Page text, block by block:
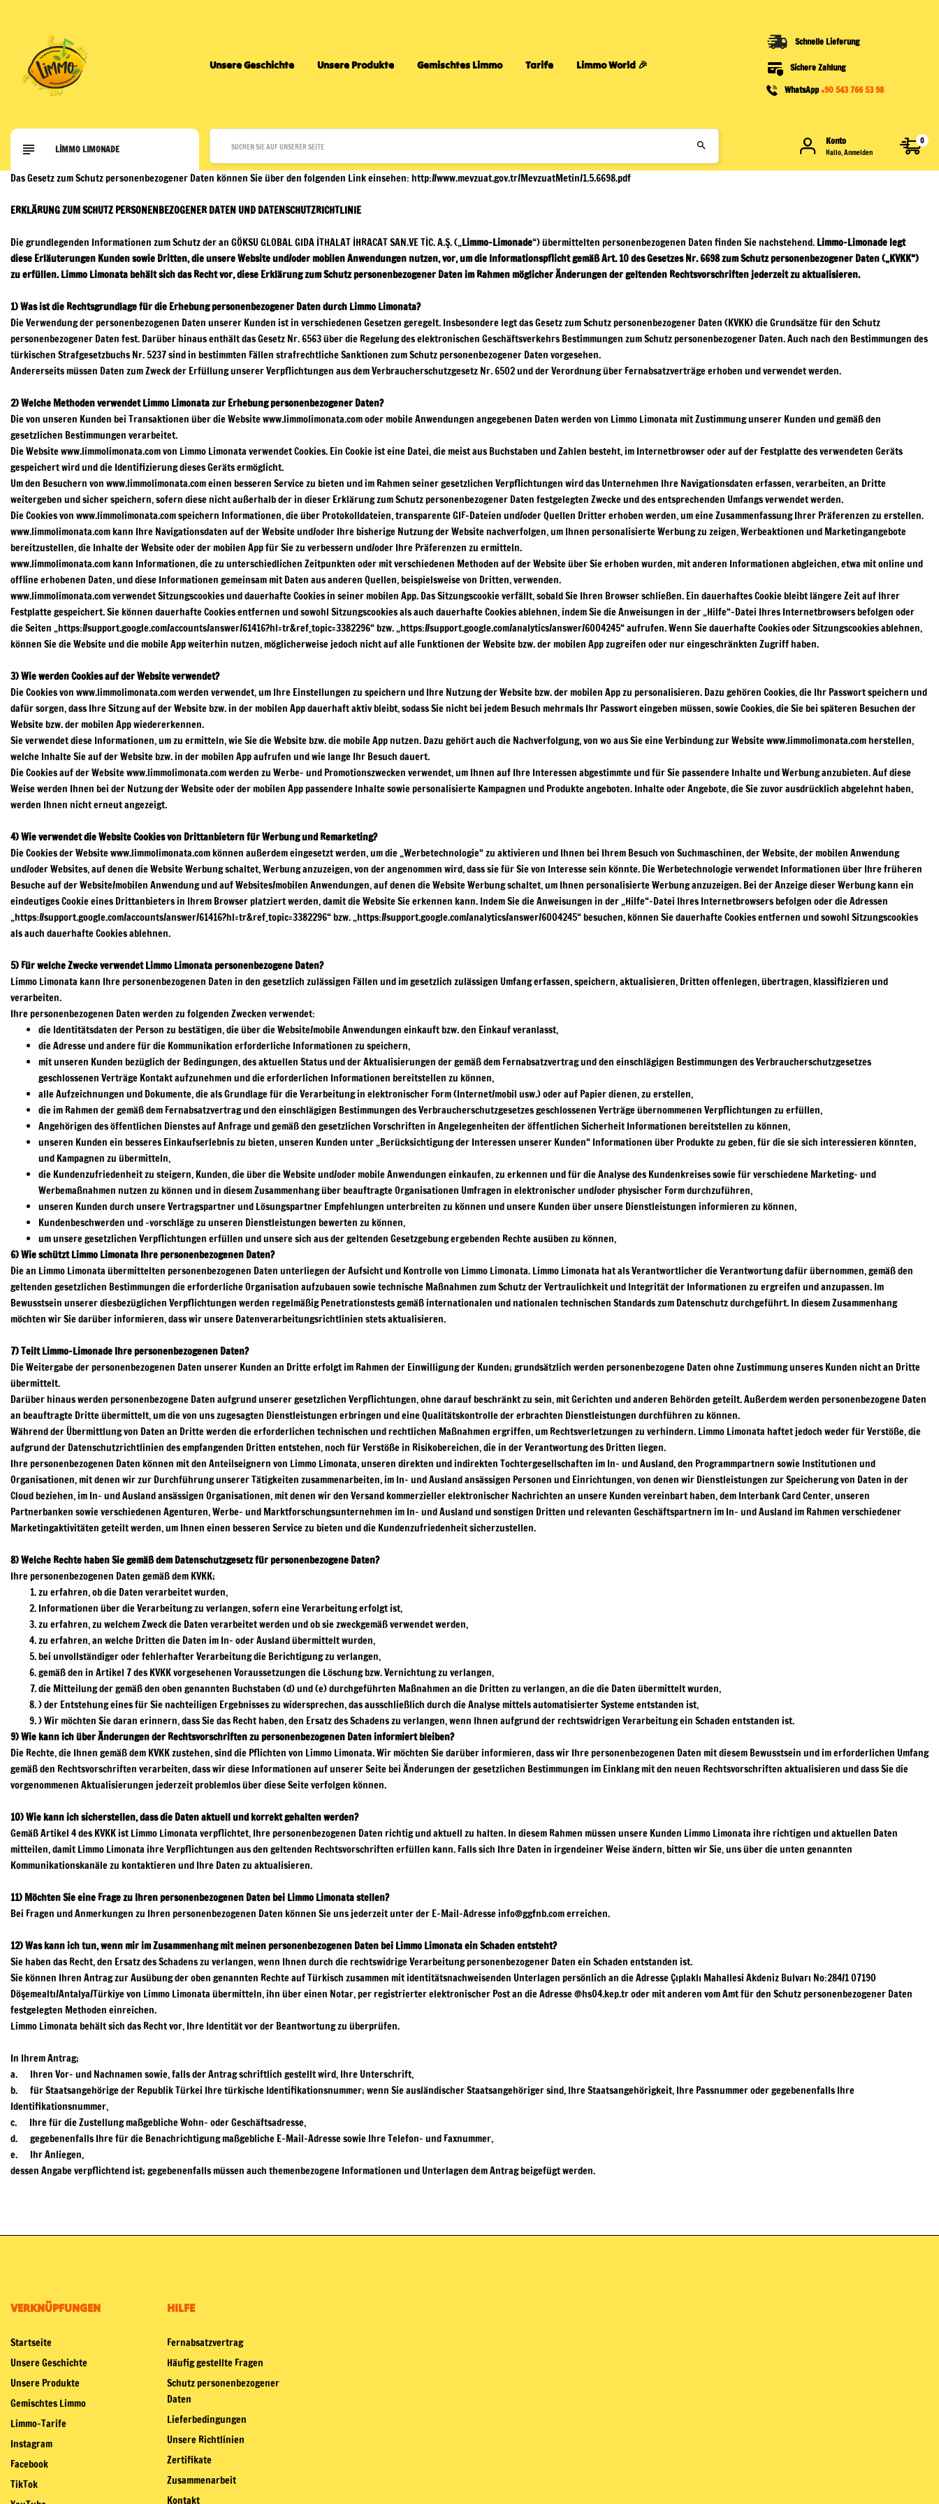
Unsere Geschichte Unsere Produkte Gemischtes Limmo Tarife Limmo World 🎉
Schnelle Lieferung
Sichere Zahlung
WhatsApp+90 543 766 53 98
LİMMO LIMONADE
Konto
Hallo, Anmelden
0
Das Gesetz zum Schutz personenbezogener Daten können Sie über den folgenden Link einsehen: http://www.mevzuat.gov.tr/MevzuatMetin/1.5.6698.pdf
ERKLÄRUNG ZUM SCHUTZ PERSONENBEZOGENER DATEN UND DATENSCHUTZRICHTLINIE
Die grundlegenden Informationen zum Schutz der an GÖKSU GLOBAL GIDA İTHALAT İHRACAT SAN.VE TİC. A.Ş.(„Limmo-Limonade“) übermittelten personenbezogenen Daten finden Sie nachstehend. Limmo-Limonadelegt
diese Erläuterungen Kunden sowie Dritten, die unsere Website und/oder mobilen Anwendungen nutzen, vor, um die Informationspflicht gemäß Art. 10 des Gesetzes Nr. 6698 zum Schutz personenbezogener Daten („KVKK“)
zu erfüllen. Limmo Limonata behält sich das Recht vor, diese Erklärung zum Schutz personenbezogener Daten im Rahmen möglicher Änderungen der geltenden Rechtsvorschriften jederzeit zu aktualisieren.
1) Was ist die Rechtsgrundlage für die Erhebung personenbezogener Daten durch Limmo Limonata?
Die Verwendung der personenbezogenen Daten unserer Kunden ist in verschiedenen Gesetzen geregelt. Insbesondere legt das Gesetz zum Schutz personenbezogener Daten (KVKK) die Grundsätze für den Schutz
personenbezogener Daten fest. Darüber hinaus enthält das Gesetz Nr. 6563 über die Regelung des elektronischen Geschäftsverkehrs Bestimmungen zum Schutz personenbezogener Daten. Auch nach den Bestimmungen des
türkischen Strafgesetzbuchs Nr. 5237 sind in bestimmten Fällen strafrechtliche Sanktionen zum Schutz personenbezogener Daten vorgesehen.
Andererseits müssen Daten zum Zweck der Erfüllung unserer Verpflichtungen aus dem Verbraucherschutzgesetz Nr. 6502 und der Verordnung über Fernabsatzverträge erhoben und verwendet werden.
2) Welche Methoden verwendet Limmo Limonata zur Erhebung personenbezogener Daten?
Die von unseren Kunden bei Transaktionen über die Website www.limmolimonata.com oder mobile Anwendungen angegebenen Daten werden von Limmo Limonata mit Zustimmung unserer Kunden und gemäß den
gesetzlichen Bestimmungen verarbeitet.
Die Website www.limmolimonata.com von Limmo Limonata verwendet Cookies. Ein Cookie ist eine Datei, die meist aus Buchstaben und Zahlen besteht, im Internetbrowser oder auf der Festplatte des verwendeten Geräts
gespeichert wird und die Identifizierung dieses Geräts ermöglicht.
Um den Besuchern von www.limmolimonata.com einen besseren Service zu bieten und im Rahmen seiner gesetzlichen Verpflichtungen wird das Unternehmen Ihre Navigationsdaten erfassen, verarbeiten, an Dritte
weitergeben und sicher speichern, sofern diese nicht außerhalb der in dieser Erklärung zum Schutz personenbezogener Daten festgelegten Zwecke und des entsprechenden Umfangs verwendet werden.
Die Cookies von www.limmolimonata.com speichern Informationen, die über Protokolldateien, transparente GIF-Dateien und/oder Quellen Dritter erhoben werden, um eine Zusammenfassung Ihrer Präferenzen zu erstellen.
www.limmolimonata.com kann Ihre Navigationsdaten auf der Website und/oder Ihre bisherige Nutzung der Website nachverfolgen, um Ihnen personalisierte Werbung zu zeigen, Werbeaktionen und Marketingangebote
bereitzustellen, die Inhalte der Website oder der mobilen App für Sie zu verbessern und/oder Ihre Präferenzen zu ermitteln.
www.limmolimonata.com kann Informationen, die zu unterschiedlichen Zeitpunkten oder mit verschiedenen Methoden auf der Website über Sie erhoben wurden, mit anderen Informationen abgleichen, etwa mit online und
offline erhobenen Daten, und diese Informationen gemeinsam mit Daten aus anderen Quellen, beispielsweise von Dritten, verwenden.
www.limmolimonata.com verwendet Sitzungscookies und dauerhafte Cookies in seiner mobilen App. Das Sitzungscookie verfällt, sobald Sie Ihren Browser schließen. Ein dauerhaftes Cookie bleibt längere Zeit auf Ihrer
Festplatte gespeichert. Sie können dauerhafte Cookies entfernen und sowohl Sitzungscookies als auch dauerhafte Cookies ablehnen, indem Sie die Anweisungen in der „Hilfe“-Datei Ihres Internetbrowsers befolgen oder
die Seiten „https://support.google.com/accounts/answer/61416?hl=tr&ref_topic=3382296“ bzw. „https://support.google.com/analytics/answer/6004245“ aufrufen. Wenn Sie dauerhafte Cookies oder Sitzungscookies ablehnen,
können Sie die Website und die mobile App weiterhin nutzen, möglicherweise jedoch nicht auf alle Funktionen der Website bzw. der mobilen App zugreifen oder nur eingeschränkten Zugriff haben.
3) Wie werden Cookies auf der Website verwendet?
Die Cookies von www.limmolimonata.com werden verwendet, um Ihre Einstellungen zu speichern und Ihre Nutzung der Website bzw. der mobilen App zu personalisieren. Dazu gehören Cookies, die Ihr Passwort speichern und
dafür sorgen, dass Ihre Sitzung auf der Website bzw. in der mobilen App dauerhaft aktiv bleibt, sodass Sie nicht bei jedem Besuch mehrmals Ihr Passwort eingeben müssen, sowie Cookies, die Sie bei späteren Besuchen der
Website bzw. der mobilen App wiedererkennen.
Sie verwendet diese Informationen, um zu ermitteln, wie Sie die Website bzw. die mobile App nutzen. Dazu gehört auch die Nachverfolgung, von wo aus Sie eine Verbindung zur Website www.limmolimonata.com herstellen,
welche Inhalte Sie auf der Website bzw. in der mobilen App aufrufen und wie lange Ihr Besuch dauert.
Die Cookies auf der Website www.limmolimonata.com werden zu Werbe- und Promotionszwecken verwendet, um Ihnen auf Ihre Interessen abgestimmte und für Sie passendere Inhalte und Werbung anzubieten. Auf diese
Weise werden Ihnen bei der Nutzung der Website oder der mobilen App passendere Inhalte sowie personalisierte Kampagnen und Produkte angeboten. Inhalte oder Angebote, die Sie zuvor ausdrücklich abgelehnt haben,
werden Ihnen nicht erneut angezeigt.
4) Wie verwendet die Website Cookies von Drittanbietern für Werbung und Remarketing?
Die Cookies der Website www.limmolimonata.com können außerdem eingesetzt werden, um die „Werbetechnologie“ zu aktivieren und Ihnen bei Ihrem Besuch von Suchmaschinen, der Website, der mobilen Anwendung
und/oder Websites, auf denen die Website Werbung schaltet, Werbung anzuzeigen, von der angenommen wird, dass sie für Sie von Interesse sein könnte. Die Werbetechnologie verwendet Informationen über Ihre früheren
Besuche auf der Website/mobilen Anwendung und auf Websites/mobilen Anwendungen, auf denen die Website Werbung schaltet, um Ihnen personalisierte Werbung anzuzeigen. Bei der Anzeige dieser Werbung kann ein
eindeutiges Cookie eines Drittanbieters in Ihrem Browser platziert werden, damit die Website Sie erkennen kann. Indem Sie die Anweisungen in der „Hilfe“-Datei Ihres Internetbrowsers befolgen oder die Adressen
„https://support.google.com/accounts/answer/61416?hl=tr&ref_topic=3382296“ bzw. „https://support.google.com/analytics/answer/6004245“ besuchen, können Sie dauerhafte Cookies entfernen und sowohl Sitzungscookies
als auch dauerhafte Cookies ablehnen.
5) Für welche Zwecke verwendet Limmo Limonata personenbezogene Daten?
Limmo Limonata kann Ihre personenbezogenen Daten in den gesetzlich zulässigen Fällen und im gesetzlich zulässigen Umfang erfassen, speichern, aktualisieren, Dritten offenlegen, übertragen, klassifizieren und
verarbeiten.
Ihre personenbezogenen Daten werden zu folgenden Zwecken verwendet:
die Identitätsdaten der Person zu bestätigen, die über die Website/mobile Anwendungen einkauft bzw. den Einkauf veranlasst,
die Adresse und andere für die Kommunikation erforderliche Informationen zu speichern,
mit unseren Kunden bezüglich der Bedingungen, des aktuellen Status und der Aktualisierungen der gemäß dem Fernabsatzvertrag und den einschlägigen Bestimmungen des Verbraucherschutzgesetzes
geschlossenen Verträge Kontakt aufzunehmen und die erforderlichen Informationen bereitstellen zu können,
alle Aufzeichnungen und Dokumente, die als Grundlage für die Verarbeitung in elektronischer Form (Internet/mobil usw.) oder auf Papier dienen, zu erstellen,
die im Rahmen der gemäß dem Fernabsatzvertrag und den einschlägigen Bestimmungen des Verbraucherschutzgesetzes geschlossenen Verträge übernommenen Verpflichtungen zu erfüllen,
Angehörigen des öffentlichen Dienstes auf Anfrage und gemäß den gesetzlichen Vorschriften in Angelegenheiten der öffentlichen Sicherheit Informationen bereitstellen zu können,
unseren Kunden ein besseres Einkaufserlebnis zu bieten, unseren Kunden unter „Berücksichtigung der Interessen unserer Kunden“ Informationen über Produkte zu geben, für die sie sich interessieren könnten,
und Kampagnen zu übermitteln,
die Kundenzufriedenheit zu steigern, Kunden, die über die Website und/oder mobile Anwendungen einkaufen, zu erkennen und für die Analyse des Kundenkreises sowie für verschiedene Marketing- und
Werbemaßnahmen nutzen zu können und in diesem Zusammenhang über beauftragte Organisationen Umfragen in elektronischer und/oder physischer Form durchzuführen,
unseren Kunden durch unsere Vertragspartner und Lösungspartner Empfehlungen unterbreiten zu können und unsere Kunden über unsere Dienstleistungen informieren zu können,
Kundenbeschwerden und -vorschläge zu unseren Dienstleistungen bewerten zu können,
um unsere gesetzlichen Verpflichtungen erfüllen und unsere sich aus der geltenden Gesetzgebung ergebenden Rechte ausüben zu können,
6) Wie schützt Limmo Limonata Ihre personenbezogenen Daten?
Die an Limmo Limonata übermittelten personenbezogenen Daten unterliegen der Aufsicht und Kontrolle von Limmo Limonata. Limmo Limonata hat als Verantwortlicher die Verantwortung dafür übernommen, gemäß den
geltenden gesetzlichen Bestimmungen die erforderliche Organisation aufzubauen sowie technische Maßnahmen zum Schutz der Vertraulichkeit und Integrität der Informationen zu ergreifen und anzupassen. Im
Bewusstsein unserer diesbezüglichen Verpflichtungen werden regelmäßig Penetrationstests gemäß internationalen und nationalen technischen Standards zum Datenschutz durchgeführt. In diesem Zusammenhang
möchten wir Sie darüber informieren, dass wir unsere Datenverarbeitungsrichtlinien stets aktualisieren.
7) TeiltLimmo-Limonade Ihre personenbezogenen Daten?
Die Weitergabe der personenbezogenen Daten unserer Kunden an Dritte erfolgt im Rahmen der Einwilligung der Kunden; grundsätzlich werden personenbezogene Daten ohne Zustimmung unseres Kunden nicht an Dritte
übermittelt.
Darüber hinaus werden personenbezogene Daten aufgrund unserer gesetzlichen Verpflichtungen, ohne darauf beschränkt zu sein, mit Gerichten und anderen Behörden geteilt. Außerdem werden personenbezogene Daten
an beauftragte Dritte übermittelt, um die von uns zugesagten Dienstleistungen erbringen und eine Qualitätskontrolle der erbrachten Dienstleistungen durchführen zu können.
Während der Übermittlung von Daten an Dritte werden die erforderlichen technischen und rechtlichen Maßnahmen ergriffen, um Rechtsverletzungen zu verhindern. Limmo Limonata haftet jedoch weder für Verstöße, die
aufgrund der Datenschutzrichtlinien des empfangenden Dritten entstehen, noch für Verstöße in Risikobereichen, die in der Verantwortung des Dritten liegen.
Ihre personenbezogenen Daten können mit den Anteilseignern von Limmo Limonata, unseren direkten und indirekten Tochtergesellschaften im In- und Ausland, den Programmpartnern sowie Institutionen und
Organisationen, mit denen wir zur Durchführung unserer Tätigkeiten zusammenarbeiten, im In- und Ausland ansässigen Personen und Einrichtungen, von denen wir Dienstleistungen zur Speicherung von Daten in der
Cloud beziehen, im In- und Ausland ansässigen Organisationen, mit denen wir den Versand kommerzieller elektronischer Nachrichten an unsere Kunden vereinbart haben, dem Interbank Card Center, unseren
Partnerbanken sowie verschiedenen Agenturen, Werbe- und Marktforschungsunternehmen im In- und Ausland und sonstigen Dritten und relevanten Geschäftspartnern im In- und Ausland im Rahmen verschiedener
Marketingaktivitäten geteilt werden, um Ihnen einen besseren Service zu bieten und die Kundenzufriedenheit sicherzustellen.
8) Welche Rechte haben Sie gemäß dem Datenschutzgesetz für personenbezogene Daten?
Ihre personenbezogenen Daten gemäß dem KVKK;
zu erfahren, ob die Daten verarbeitet wurden,
Informationen über die Verarbeitung zu verlangen, sofern eine Verarbeitung erfolgt ist,
zu erfahren, zu welchem Zweck die Daten verarbeitet werden und ob sie zweckgemäß verwendet werden,
zu erfahren, an welche Dritten die Daten im In- oder Ausland übermittelt wurden,
bei unvollständiger oder fehlerhafter Verarbeitung die Berichtigung zu verlangen,
gemäß den in Artikel 7 des KVKK vorgesehenen Voraussetzungen die Löschung bzw. Vernichtung zu verlangen,
die Mitteilung der gemäß den oben genannten Buchstaben (d) und (e) durchgeführten Maßnahmen an die Dritten zu verlangen, an die die Daten übermittelt wurden,
) der Entstehung eines für Sie nachteiligen Ergebnisses zu widersprechen, das ausschließlich durch die Analyse mittels automatisierter Systeme entstanden ist,
) Wir möchten Sie daran erinnern, dass Sie das Recht haben, den Ersatz des Schadens zu verlangen, wenn Ihnen aufgrund der rechtswidrigen Verarbeitung ein Schaden entstanden ist.
9) Wie kann ich über Änderungen der Rechtsvorschriften zu personenbezogenen Daten informiert bleiben?
Die Rechte, die Ihnen gemäß dem KVKK zustehen, sind die Pflichten von Limmo Limonata. Wir möchten Sie darüber informieren, dass wir Ihre personenbezogenen Daten mit diesem Bewusstsein und im erforderlichen Umfang
gemäß den Rechtsvorschriften verarbeiten, dass wir diese Informationen auf unserer Seite bei Änderungen der gesetzlichen Bestimmungen im Einklang mit den neuen Rechtsvorschriften aktualisieren und dass Sie die
vorgenommenen Aktualisierungen jederzeit problemlos über diese Seite verfolgen können.
10) Wie kann ich sicherstellen, dass die Daten aktuell und korrekt gehalten werden?
Gemäß Artikel 4 des KVKK ist Limmo Limonata verpflichtet, Ihre personenbezogenen Daten richtig und aktuell zu halten. In diesem Rahmen müssen unsere Kunden Limmo Limonata ihre richtigen und aktuellen Daten
mitteilen, damit Limmo Limonata ihre Verpflichtungen aus den geltenden Rechtsvorschriften erfüllen kann. Falls sich Ihre Daten in irgendeiner Weise ändern, bitten wir Sie, uns über die unten genannten
Kommunikationskanäle zu kontaktieren und Ihre Daten zu aktualisieren.
11) Möchten Sie eine Frage zu Ihren personenbezogenen Daten bei Limmo Limonata stellen?
Bei Fragen und Anmerkungen zu Ihren personenbezogenen Daten können Sie uns jederzeit unter der E-Mail-Adresse info@ggfnb.com erreichen.
12)Was kann ich tun, wenn mir im Zusammenhang mit meinen personenbezogenen Daten bei Limmo Limonata ein Schaden entsteht?
Sie haben das Recht, den Ersatz des Schadens zu verlangen, wenn Ihnen durch die rechtswidrige Verarbeitung personenbezogener Daten ein Schaden entstanden ist.
Sie können Ihren Antrag zur Ausübung der oben genannten Rechte auf Türkisch zusammen mit identitätsnachweisenden Unterlagen persönlich an die Adresse Çıplaklı Mahallesi Akdeniz Bulvarı No:284/1 07190
Döşemealtı/Antalya/Türkiye von Limmo Limonata übermitteln, ihn über einen Notar, per registrierter elektronischer Post an die Adresse@hs04.kep.troder mit anderen vom Amt für den Schutz personenbezogener Daten
festgelegten Methoden einreichen.
Limmo Limonata behält sich das Recht vor, Ihre Identität vor der Beantwortung zu überprüfen.
In Ihrem Antrag;
a. Ihren Vor- und Nachnamen sowie, falls der Antrag schriftlich gestellt wird, Ihre Unterschrift,
b. für Staatsangehörige der Republik Türkei Ihre türkische Identifikationsnummer; wenn Sie ausländischer Staatsangehöriger sind, Ihre Staatsangehörigkeit, Ihre Passnummer oder gegebenenfalls Ihre
Identifikationsnummer,
c. Ihre für die Zustellung maßgebliche Wohn- oder Geschäftsadresse,
d. gegebenenfalls Ihre für die Benachrichtigung maßgebliche E-Mail-Adresse sowie Ihre Telefon- und Faxnummer,
e. Ihr Anliegen,
dessen Angabe verpflichtend ist; gegebenenfalls müssen auch themenbezogene Informationen und Unterlagen dem Antrag beigefügt werden.
VERKNÜPFUNGEN
Startseite
Unsere Geschichte
Unsere Produkte
Gemischtes Limmo
Limmo-Tarife
Instagram
Facebook
TikTok
HILFE
Fernabsatzvertrag
Häufig gestellte Fragen
Schutz personenbezogener
Daten
Lieferbedingungen
Unsere Richtlinien
Zertifikate
Zusammenarbeit
Kontakt